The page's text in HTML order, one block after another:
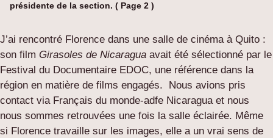
présidente de la section. ( Page 2 )
J’ai rencontré Florence dans une salle de cinéma à Quito :
son film Girasoles de Nicaragua avait été sélectionné par le
Festival du Documentaire EDOC, une référence dans la
région en matière de films engagés. Nous avions pris
contact via Français du monde-adfe Nicaragua et nous
nous sommes retrouvées une fois la salle éclairée. Même
si Florence travaille sur les images, elle a un vrai sens de